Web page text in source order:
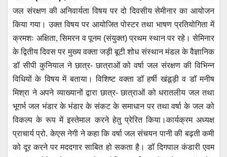
at
s
A
p
p
c
e
b
o
o
k
tt
er
ail ss
e
n
g
er
e
gr
a
m
जल संरक्षण की अनिवार्यता विषय पर दो दिवसीय सेमीनार का आयोजन
किया गया। उक्त विषय पर आयोजित पोस्टर तथा भाषण प्रतियोगिता में
क्रमशः अक्षिता, सिमरन व पूनम (संयुक्त) प्रथम स्थान पर रहे। सेमिनार
के द्वितीय दिवस पर मुख्य वक्ता जड़ी बूटी शोध संस्थान मंडल के वैज्ञानिक
डॉ सीपी कुनियाल ने छात्र- छात्राओं को वर्षा जल संरक्षण की विभिन्न
विधियों के विषय में बताया। विशिष्ट वक्ता डॉ हर्षी खंडूड़ी व डॉ मनीष
मिश्रा ने अपने व्याख्यानों द्वारा छात्र- छात्राओं को धरातलीय जल तथा
भूगर्भ जल भंडार के भंडार के संकट के समाधान पर तथा वर्षा के जल को
विकल्प के रूप में इस्तेमाल करने हेतु प्रेरित किया।कार्यक्रम अध्यक्ष
प्राचार्य प्रो. केएस नेगी ने कहा कि वर्षा जल संचयन पानी की बढ़ती कमी
को दूर करने पर मददगार साबित हो सकता है। डॉ दिगपाल कंडारी एवम